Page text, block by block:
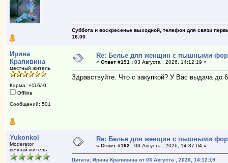
Суббота и воскресенье выходной, телефон для связи
18.00
Ирина
Крапивина
местный житель
Карма: +116/-0
Offline
Сообщений: 501
Re: Белье для женщин с пышными
« Ответ #191 :03 Августа , 2026, 14:12:19 »
Здравствуйте. Что с закупкой? У Вас выдача
Yukonkol
Moderator
вечный житель
Re: Белье для женщин с пышными
« Ответ #192 :03 Августа , 2026, 14:37:04 »
Цитата: Ирина Крапивина от 03 Августа , 2026, 14:12:19